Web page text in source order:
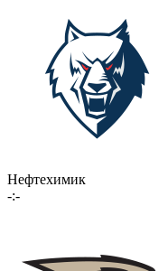
Нефтехимик
-:-